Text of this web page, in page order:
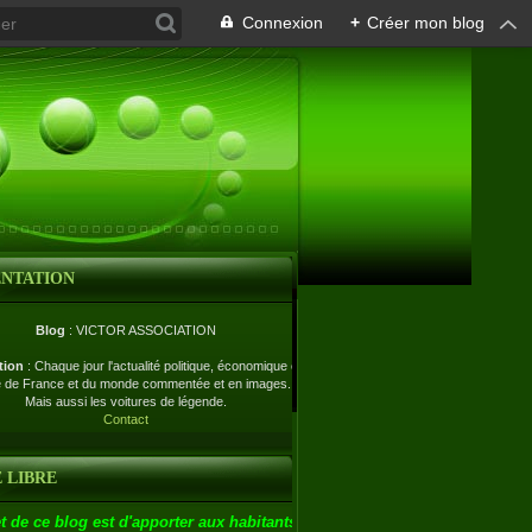
Connexion + Créer mon blog
Blog : VICTOR ASSOCIATION
: Chaque jour l'actualité politique, économique et
de France et du monde commentée et en images.
Mais aussi les voitures de légende.
Contact
LIBRE
de ce blog est d'apporter aux habitants